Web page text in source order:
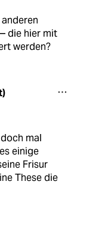
die hier mit
werden?
mal
einige
Frisur
These die